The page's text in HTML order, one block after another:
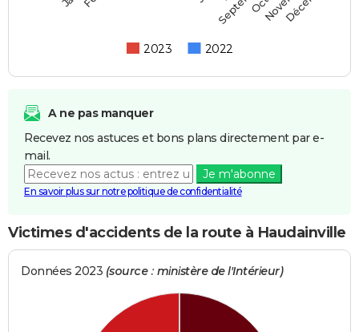
2023 2022
A ne pas manquer
Recevez nos astuces et bons plans directement par e-
mail.
Je m'abonne
En savoir plus sur notre politique de confidentialité
Victimes d'accidents de la route à Haudainville
Données 2023 (source : ministère de l'Intérieur)